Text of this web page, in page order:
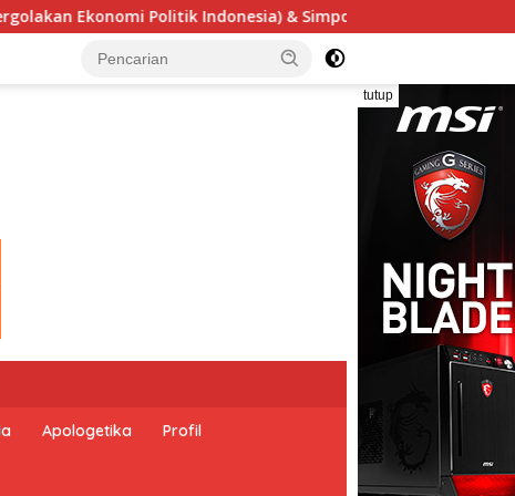
“Urgensi Undang-Undang Perekonomian Nasional dan
tutup
Apologetika Profil